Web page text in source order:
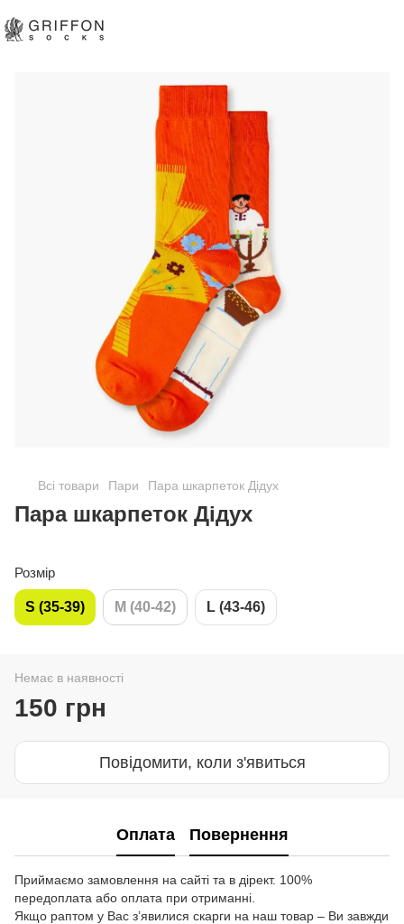
Всі товари Пари Пара шкарпеток Дідух
Пара шкарпеток Дідух
Розмір
S (35-39) M (40-42) L (43-46)
Немає в наявності
150 грн
Повідомити, коли з'явиться
Оплата Повернення
Приймаємо замовлення на сайті та в дірект. 100%
передоплата або оплата при отриманні.
Якщо раптом у Вас з’явилися скарги на наш товар – Ви завжди